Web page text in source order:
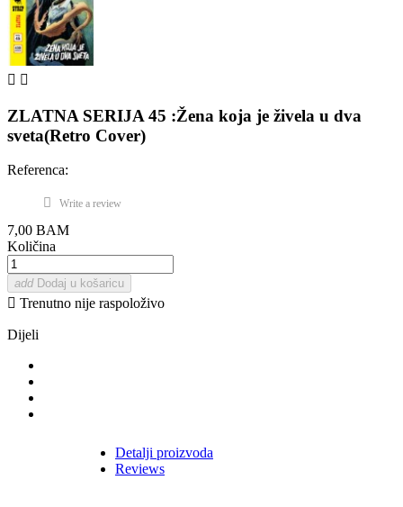
 
ZLATNA SERIJA 45 :Žena koja je živela u dva
sveta(Retro Cover)
Referenca:
Write a review
7,00 BAM
Količina
add Dodaj u košaricu
 Trenutno nije raspoloživo
Dijeli
Detalji proizvoda
Reviews